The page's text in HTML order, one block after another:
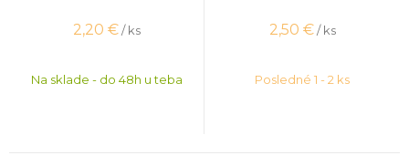
2,20 € / ks
Na sklade - do 48h u teba
2,50 € / ks
Posledné 1 - 2 ks